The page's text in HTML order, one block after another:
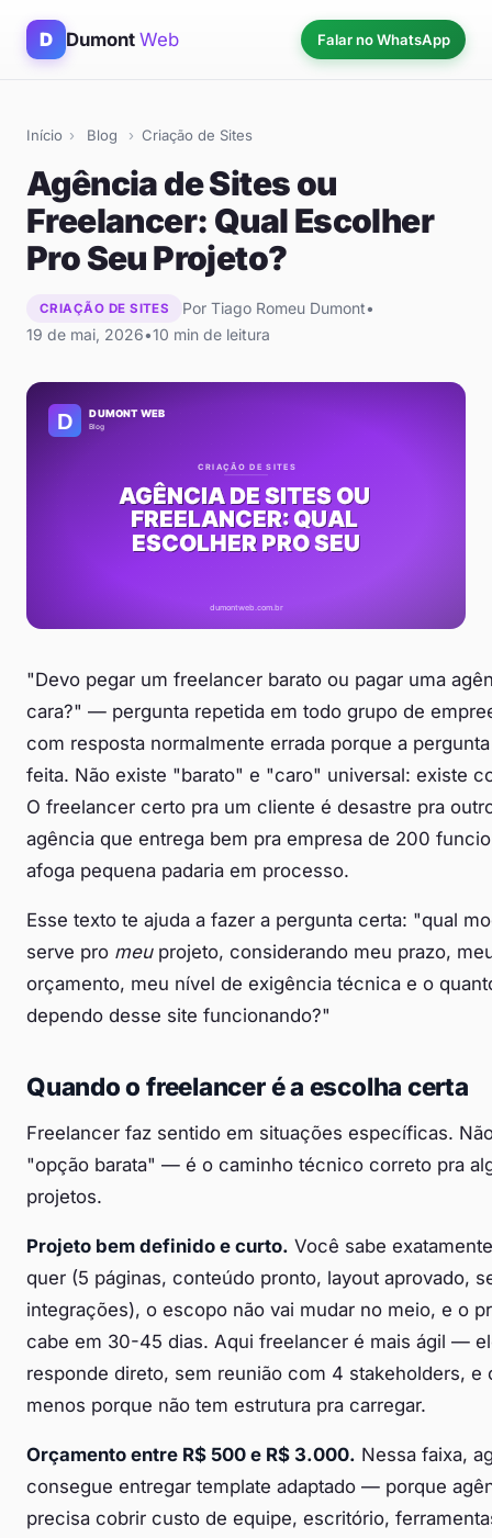
D Dumont Web Falar no WhatsApp
Início › Blog › Criação de Sites
Agência de Sites ou
Freelancer: Qual Escolher
Pro Seu Projeto?
CRIAÇÃO DE SITES Por Tiago Romeu Dumont•
19 de mai, 2026•10 min de leitura
"Devo pegar um freelancer barato ou pagar uma
cara?" — pergunta repetida em todo grupo de
com resposta normalmente errada porque a
feita. Não existe "barato" e "caro" universal: existe
O freelancer certo pra um cliente é desastre pra
agência que entrega bem pra empresa de 200
afoga pequena padaria em processo.
Esse texto te ajuda a fazer a pergunta certa: "qual
serve pro meuprojeto, considerando meu prazo,
orçamento, meu nível de exigência técnica e o
dependo desse site funcionando?"
Quando o freelancer é a escolha certa
Freelancer faz sentido em situações específicas.
"opção barata" — é o caminho técnico correto pra
projetos.
Projeto bem definido e curto. Você sabe
quer (5 páginas, conteúdo pronto, layout aprovado,
integrações), o escopo não vai mudar no meio, e o
cabe em 30-45 dias. Aqui freelancer é mais ágil —
responde direto, sem reunião com 4 stakeholders, e
menos porque não tem estrutura pra carregar.
Orçamento entre R$ 500 e R$ 3.000. Nessa faixa,
consegue entregar template adaptado — porque
precisa cobrir custo de equipe, escritório,